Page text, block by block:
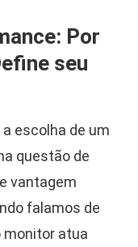
Por
seu
escolha de um
questão de
vantagem
falamos de
monitor atua